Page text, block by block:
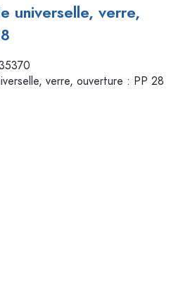
universelle, verre,